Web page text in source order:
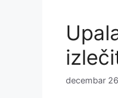
decembar